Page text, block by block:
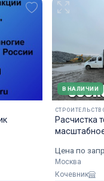
В НАЛИЧИИ
Расчистка
Цена по
Москва
Кочевник